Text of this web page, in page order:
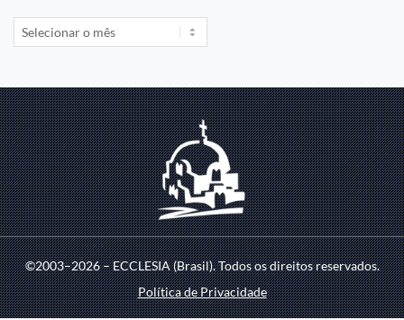
©2003–2026 – ECCLESIA (Brasil). Todos os direitos reservados.
Política de Privacidade